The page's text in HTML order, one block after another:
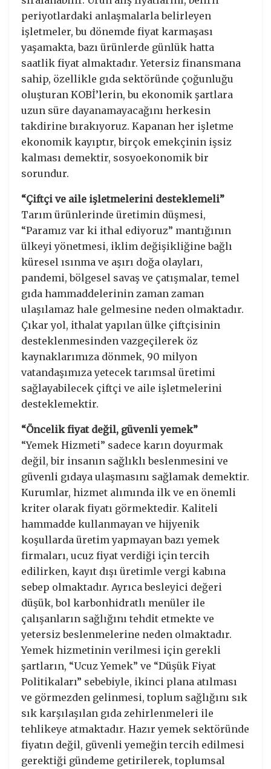
periyotlardaki anlaşmalarla belirleyen
işletmeler, bu dönemde fiyat karmaşası
yaşamakta, bazı ürünlerde günlük hatta
saatlik fiyat almaktadır. Yetersiz finansmana
sahip, özellikle gıda sektöründe çoğunluğu
oluşturan KOBİ’lerin, bu ekonomik şartlara
uzun süre dayanamayacağını herkesin
takdirine bırakıyoruz. Kapanan her işletme
ekonomik kayıptır, birçok emekçinin işsiz
kalması demektir, sosyoekonomik bir
sorundur.
“Çiftçi ve aile işletmelerini desteklemeli”
Tarım ürünlerinde üretimin düşmesi,
“Paramız var ki ithal ediyoruz” mantığının
ülkeyi yönetmesi, iklim değişikliğine bağlı
küresel ısınma ve aşırı doğa olayları,
pandemi, bölgesel savaş ve çatışmalar, temel
gıda hammaddelerinin zaman zaman
ulaşılamaz hale gelmesine neden olmaktadır.
Çıkar yol, ithalat yapılan ülke çiftçisinin
desteklenmesinden vazgeçilerek öz
kaynaklarımıza dönmek, 90 milyon
vatandaşımıza yetecek tarımsal üretimi
sağlayabilecek çiftçi ve aile işletmelerini
desteklemektir.
“Öncelik fiyat değil, güvenli yemek”
“Yemek Hizmeti” sadece karın doyurmak
değil, bir insanın sağlıklı beslenmesini ve
güvenli gıdaya ulaşmasını sağlamak demektir.
Kurumlar, hizmet alımında ilk ve en önemli
kriter olarak fiyatı görmektedir. Kaliteli
hammadde kullanmayan ve hijyenik
koşullarda üretim yapmayan bazı yemek
firmaları, ucuz fiyat verdiği için tercih
edilirken, kayıt dışı üretimle vergi kabına
sebep olmaktadır. Ayrıca besleyici değeri
düşük, bol karbonhidratlı menüler ile
çalışanların sağlığını tehdit etmekte ve
yetersiz beslenmelerine neden olmaktadır.
Yemek hizmetinin verilmesi için gerekli
şartların, “Ucuz Yemek” ve “Düşük Fiyat
Politikaları” sebebiyle, ikinci plana atılması
ve görmezden gelinmesi, toplum sağlığını sık
sık karşılaşılan gıda zehirlenmeleri ile
tehlikeye atmaktadır. Hazır yemek sektöründe
fiyatın değil, güvenli yemeğin tercih edilmesi
gerektiği gündeme getirilerek, toplumsal